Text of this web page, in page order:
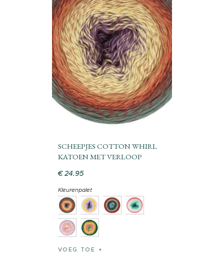
SCHEEPJES COTTON WHIRL
KATOEN MET VERLOOP
€ 24.95
Kleurenpalet
VOEG TOE